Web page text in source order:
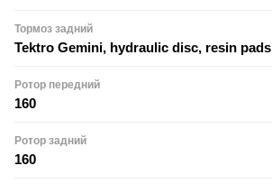
Тормоз задний
Tektro Gemini, hydraulic disc, resin pads
Ротор передний
160
Ротор задний
160